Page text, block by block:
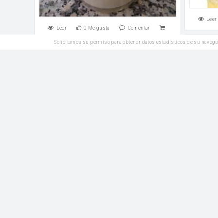
Leer
Leer 0 Me gusta Comentar
Solicitamos su permiso para obtener datos estadísticos de su